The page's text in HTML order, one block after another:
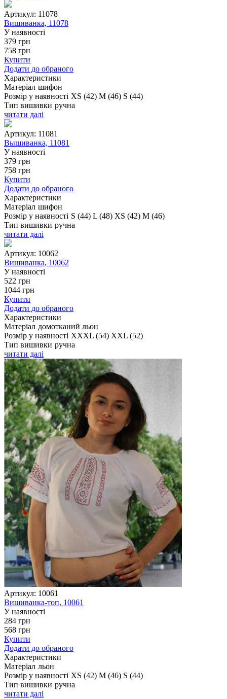
Артикул: 11078
Вишиванка, 11078
У наявності
379 грн
758 грн
Купити
Додати до обраного
Характеристики
Матеріал шифон
Розмір у наявності XS (42) M (46) S (44)
Тип вишивки ручна
читати далі
Артикул: 11081
Вышиванка, 11081
У наявності
379 грн
758 грн
Купити
Додати до обраного
Характеристики
Матеріал шифон
Розмір у наявності S (44) L (48) XS (42) M (46)
Тип вишивки ручна
читати далі
Артикул: 10062
Вишиванка, 10062
У наявності
522 грн
1044 грн
Купити
Додати до обраного
Характеристики
Матеріал домотканий льон
Розмір у наявності XXXL (54) XXL (52)
Тип вишивки ручна
читати далі
Артикул: 10061
Вишиванка-топ, 10061
У наявності
284 грн
568 грн
Купити
Додати до обраного
Характеристики
Матеріал льон
Розмір у наявності XS (42) M (46) S (44)
Тип вишивки ручна
читати далі